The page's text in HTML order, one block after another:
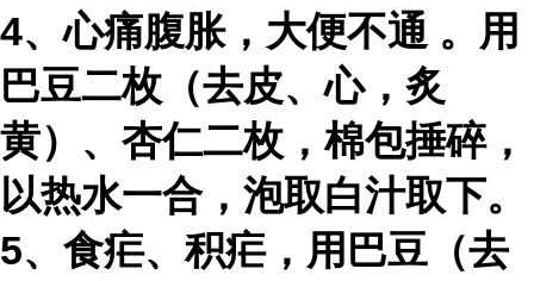
4、心痛腹胀， 大便不通 。用
巴豆二枚（去皮、心，炙
黄）、杏仁二枚，棉包捶碎，
以热水一合，泡取白汁取下。
5、食疟、积疟，用巴豆（去